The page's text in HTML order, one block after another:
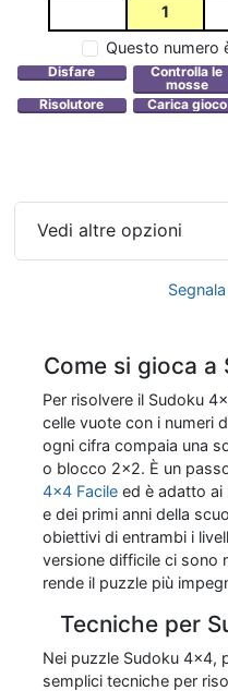
1
Questo numero
Vedi altre opzioni
Come si gioca
Per risolvere il Sudoku
celle vuote con i numeri
ogni cifra compaia una
o blocco 2x2. È un
4x4 Facile ed è adatto ai
e dei primi anni della
obiettivi di entrambi i
versione difficile ci sono
rende il puzzle più
Tecniche per
Nei puzzle Sudoku 4x4,
semplici tecniche per